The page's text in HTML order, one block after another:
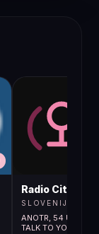
Radio City
SLOVENIJA
ANOTR, 54 ULTRA /
TALK TO YOU